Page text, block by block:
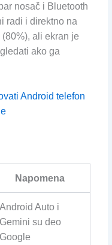
nosač i Bluetooth
radi i direktno na
ali ekran je
ako ga
Android telefon
Napomena
Android Auto i
Gemini su deo
Google